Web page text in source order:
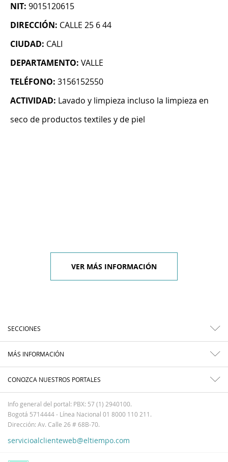
NIT: 9015120615
DIRECCIÓN: CALLE 25 6 44
CIUDAD: CALI
DEPARTAMENTO: VALLE
TELÉFONO: 3156152550
ACTIVIDAD: Lavado y limpieza incluso la limpieza en
seco de productos textiles y de piel
VER MÁS INFORMACIÓN
SECCIONES
MÁS INFORMACIÓN
CONOZCA NUESTROS PORTALES
Info general del portal: PBX: 57 (1) 2940100.
Bogotá 5714444 - Línea Nacional 01 8000 110 211.
Dirección: Av. Calle 26 # 68B-70.
servicioalclienteweb@eltiempo.com